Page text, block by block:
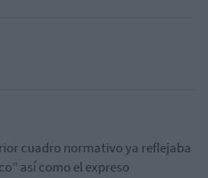
cuadro normativo ya reflejaba
así como el expreso